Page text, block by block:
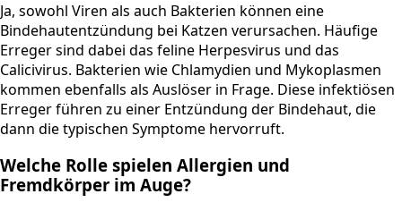
Ja, sowohl Viren als auch Bakterien können eine
Bindehautentzündung bei Katzen verursachen. Häufige
Erreger sind dabei das feline Herpesvirus und das
Calicivirus. Bakterien wie Chlamydien und Mykoplasmen
kommen ebenfalls als Auslöser in Frage. Diese infektiösen
Erreger führen zu einer Entzündung der Bindehaut, die
dann die typischen Symptome hervorruft.
Welche Rolle spielen Allergien und
Fremdkörper im Auge?